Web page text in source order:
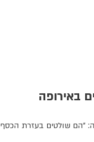
באירופה
"הם שולטים בעזרת הכסף